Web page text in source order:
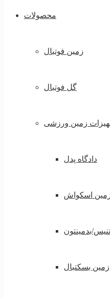
محصولات
زمین فوتبال
گل فوتبال
زمین ورزشی
دادگاه پدل
اسکواش
بدمینتون
زمین بسکتبال